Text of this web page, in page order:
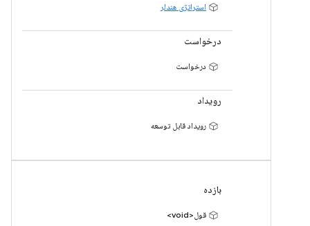
استراتژی هندلر
درخواست
درخواست
رویداد
رویداد قابل توسعه
بازده
قول<void>